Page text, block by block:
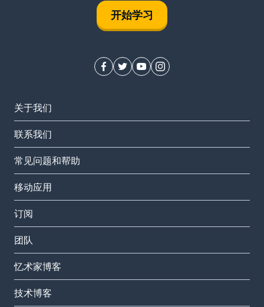
开始学习
关于我们
联系我们
常见问题和帮助
移动应用
订阅
团队
忆术家博客
技术博客